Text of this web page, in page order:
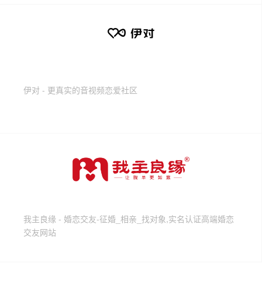
伊对 - 更真实的音视频恋爱社区
我主良缘 - 婚恋交友-征婚_相亲_找对象,实名认证高端婚恋
交友网站